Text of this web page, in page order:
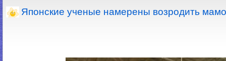
Японские ученые намерены возродить